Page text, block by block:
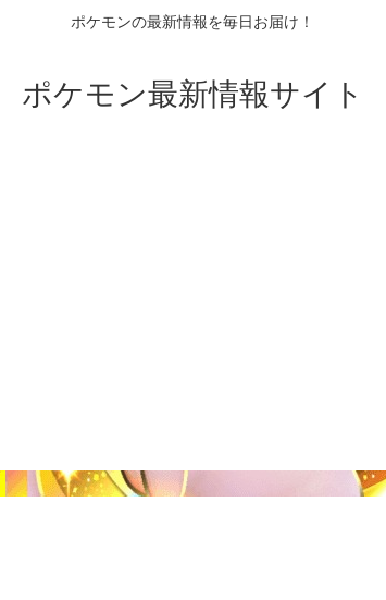
ポケモンの最新情報を毎日お届け！
ポケモン最新情報サイト